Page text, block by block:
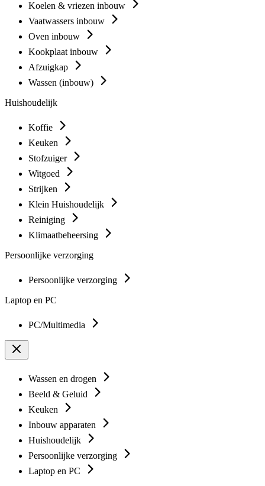
Koelen & vriezen inbouw
Vaatwassers inbouw
Oven inbouw
Kookplaat inbouw
Afzuigkap
Wassen (inbouw)
Huishoudelijk
Koffie
Keuken
Stofzuiger
Witgoed
Strijken
Klein Huishoudelijk
Reiniging
Klimaatbeheersing
Persoonlijke verzorging
Persoonlijke verzorging
Laptop en PC
PC/Multimedia
Wassen en drogen
Beeld & Geluid
Keuken
Inbouw apparaten
Huishoudelijk
Persoonlijke verzorging
Laptop en PC